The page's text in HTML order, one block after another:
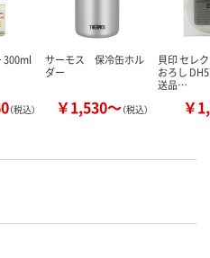
300ml
（税込）
サーモス 保冷缶ホル
ダー
￥1,530～（税込）
貝印 セレ
おろし
送品…
￥